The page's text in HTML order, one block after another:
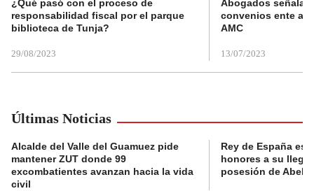
¿Qué pasó con el proceso de
responsabilidad fiscal por el parque
biblioteca de Tunja?
29/08/2023
Abogados
convenios ente
AMC
13/07/2023
Últimas Noticias
Alcalde del Valle del Guamuez pide
mantener ZUT donde 99
excombatientes avanzan hacia la vida
civil
Rey de España es
honores a su
posesión de